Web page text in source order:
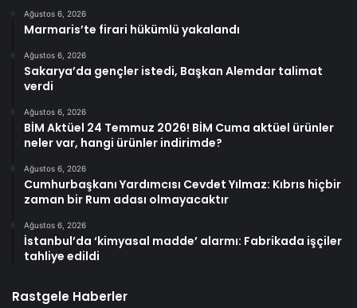
Ağustos 6, 2026
Marmaris’te firari hükümlü yakalandı
Ağustos 6, 2026
Sakarya’da gençler istedi, Başkan Alemdar talimat
verdi
Ağustos 6, 2026
BİM Aktüel 24 Temmuz 2026! BİM Cuma aktüel ürünler
neler var, hangi ürünler indirimde?
Ağustos 6, 2026
Cumhurbaşkanı Yardımcısı Cevdet Yılmaz: Kıbrıs hiçbir
zaman bir Rum adası olmayacaktır
Ağustos 6, 2026
İstanbul’da ‘kimyasal madde’ alarmı: Fabrikada işçiler
tahliye edildi
Rastgele Haberler